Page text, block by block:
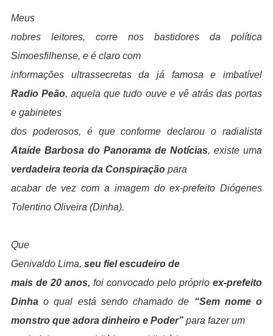
Meus
nobres leitores, corre nos bastidores da política
Simoesfilhense, e é claro com
informações ultrassecretas da já famosa e imbatível
Radio Peão, aquela que tudo ouve e vê atrás das portas
e gabinetes
dos poderosos, é que conforme declarou o radialista
Ataíde Barbosa do Panorama de Notícias, existe uma
verdadeira teoria da Conspiração para
acabar de vez com a imagem do ex-prefeito Diógenes
Tolentino Oliveira (Dinha).
Que
Genivaldo Lima, seu fiel escudeiro de
mais de 20 anos, foi convocado pelo próprioex-prefeito
Dinhao qual está sendo chamado de “Sem nome o
monstro que adora dinheiro e Poder”para fazer um